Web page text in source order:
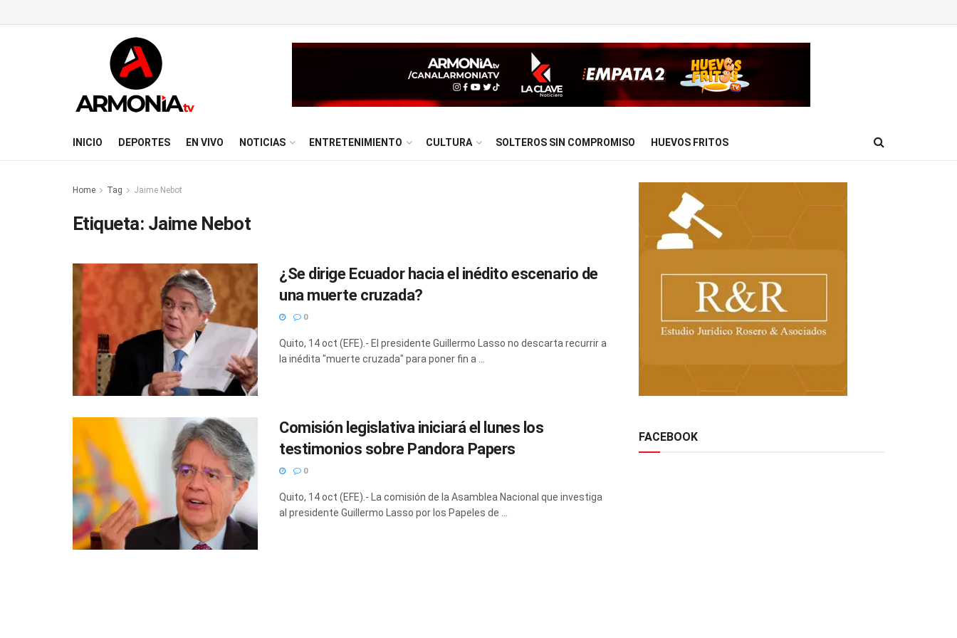
INICIO DEPORTES EN VIVO NOTICIAS ENTRETENIMIENTO CULTURA SOLTEROS SIN COMPROMISO HUEVOS FRITOS
Home Tag Jaime Nebot
Etiqueta: Jaime Nebot
¿Se dirige Ecuador hacia el inédito escenario de
una muerte cruzada?
0
Quito, 14 oct (EFE).- El presidente Guillermo Lasso no descarta recurrir a
la inédita "muerte cruzada" para poner fin a ...
Comisión legislativa iniciará el lunes los
testimonios sobre Pandora Papers
0
Quito, 14 oct (EFE).- La comisión de la Asamblea Nacional que investiga
al presidente Guillermo Lasso por los Papeles de ...
FACEBOOK